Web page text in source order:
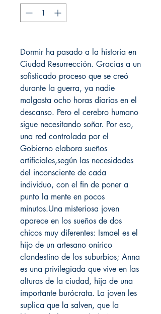
Dormir ha pasado a la historia en
Ciudad Resurrección. Gracias a un
sofisticado proceso que se creó
durante la guerra, ya nadie
malgasta ocho horas diarias en el
descanso. Pero el cerebro humano
sigue necesitando soñar. Por eso,
una red controlada por el
Gobierno elabora sueños
artificiales,según las necesidades
del inconsciente de cada
individuo, con el fin de poner a
punto la mente en pocos
minutos.Una misteriosa joven
aparece en los sueños de dos
chicos muy diferentes: Ismael es el
hijo de un artesano onírico
clandestino de los suburbios; Anna
es una privilegiada que vive en las
alturas de la ciudad, hija de una
importante burócrata. La joven les
suplica que la salven, que la